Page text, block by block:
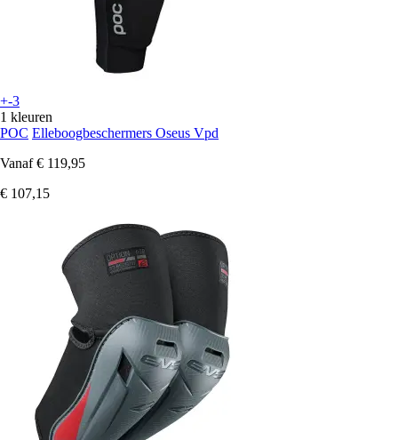
+-3
1 kleuren
POC Elleboogbeschermers Oseus Vpd
Vanaf € 119,95
€ 107,15